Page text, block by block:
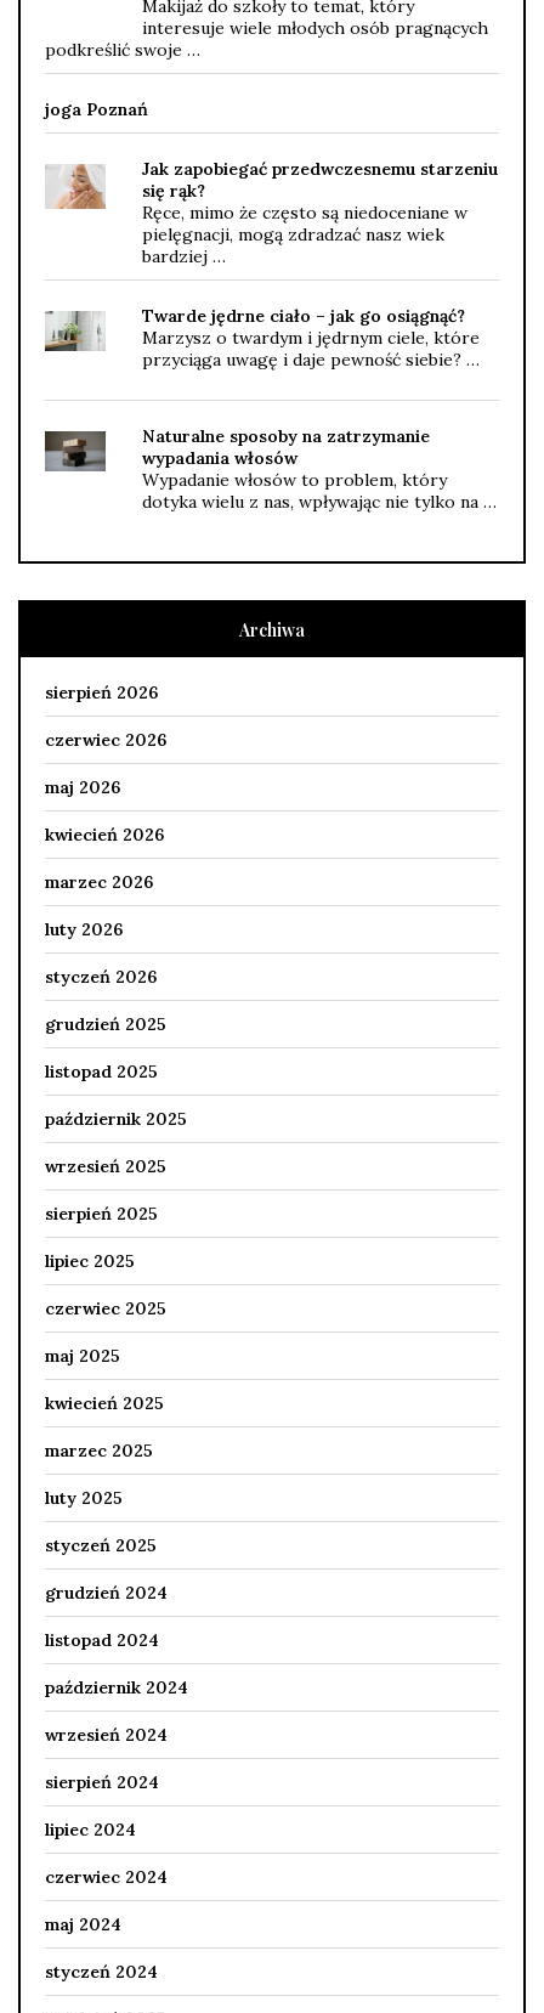
Makijaż do szkoły to temat, który
interesuje wiele młodych osób pragnących
podkreślić swoje …
joga Poznań
Jak zapobiegać przedwczesnemu starzeniu
się rąk?
Ręce, mimo że często są niedoceniane w
pielęgnacji, mogą zdradzać nasz wiek
bardziej …
Twarde jędrne ciało – jak go osiągnąć?
Marzysz o twardym i jędrnym ciele, które
przyciąga uwagę i daje pewność siebie? …
Naturalne sposoby na zatrzymanie
wypadania włosów
Wypadanie włosów to problem, który
dotyka wielu z nas, wpływając nie tylko na …
Archiwa
sierpień 2026
czerwiec 2026
maj 2026
kwiecień 2026
marzec 2026
luty 2026
styczeń 2026
grudzień 2025
listopad 2025
październik 2025
wrzesień 2025
sierpień 2025
lipiec 2025
czerwiec 2025
maj 2025
kwiecień 2025
marzec 2025
luty 2025
styczeń 2025
grudzień 2024
listopad 2024
październik 2024
wrzesień 2024
sierpień 2024
lipiec 2024
czerwiec 2024
maj 2024
styczeń 2024